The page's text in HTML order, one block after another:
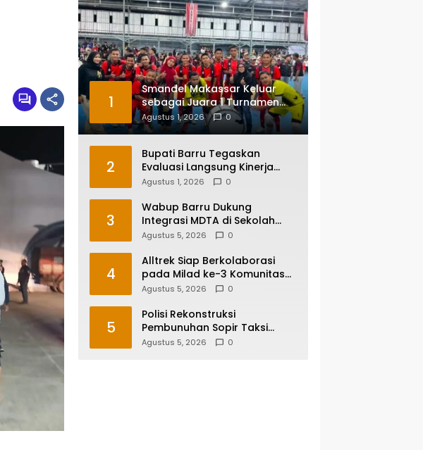
1
Smandel Makassar Keluar
sebagai Juara 1 Turnamen
Futsal Smansa Cup Vol. 13
Agustus 1, 2026 0
2
Bupati Barru Tegaskan
Evaluasi Langsung Kinerja
Kepala OPD, Reformasi
Agustus 1, 2026 0
3
Wabup Barru Dukung
Integrasi MDTA di Sekolah
Umum, Siapkan Regulasi
Agustus 5, 2026 0
4
Alltrek Siap Berkolaborasi
pada Milad ke-3 Komunitas
Camping IKA Smandel
Agustus 5, 2026 0
5
Polisi Rekonstruksi
Pembunuhan Sopir Taksi
Online di Maros, Tersangka
Agustus 5, 2026 0